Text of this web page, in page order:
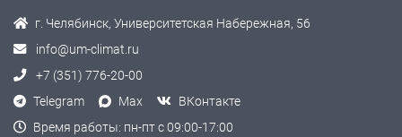
г. Челябинск, Университетская Набережная, 56
info@um-climat.ru
+7 (351) 776-20-00
Telegram
Max
ВКонтакте
Время работы: пн-пт с 09:00-17:00